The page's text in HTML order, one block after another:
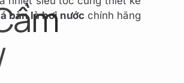
bàn là hơi nước chính hãng